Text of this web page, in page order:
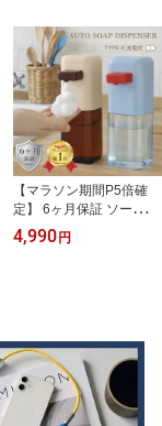
ギフト 韓国 淡色 シンプ
ル クルーソックス カジ
ュアル プレゼント 22-24
cm
【マラソン期間P5倍確
定】 6ヶ月保証 ソープデ
ィスペンサー 自動 泡タ
イプ オート 充電式 かわ
ンサー式 大容量 防水 ソ
ープ ボトル 詰め替えボ
トル 詰め替え容器 プレ
ゼント
4,990 円